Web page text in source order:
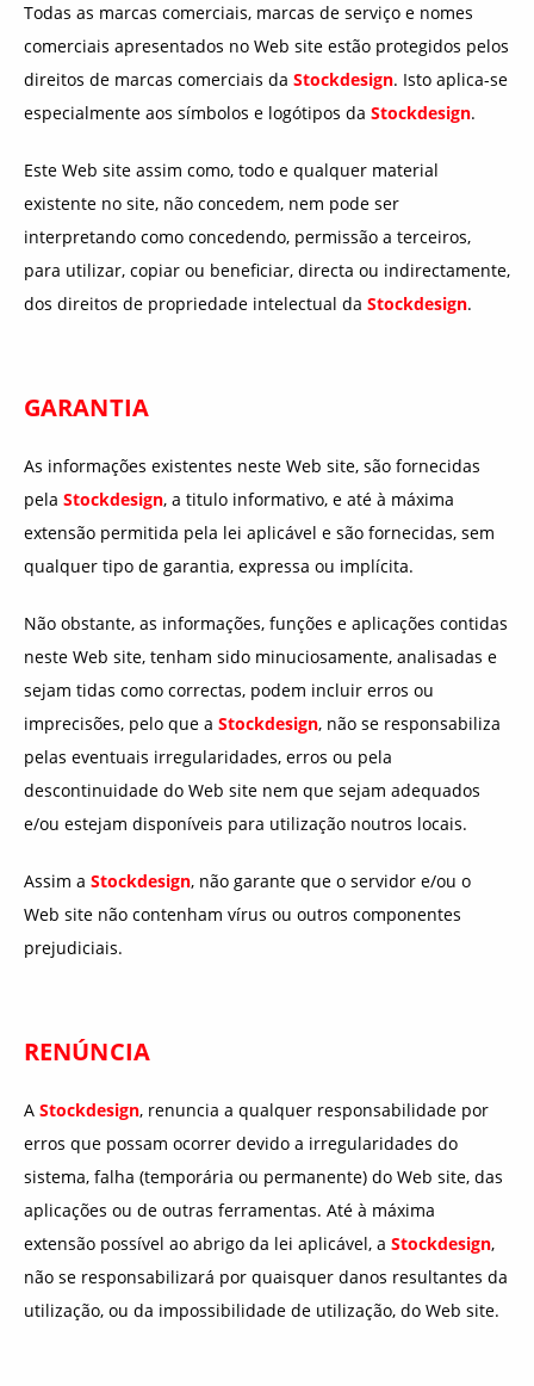
Todas as marcas comerciais, marcas de serviço e nomes
comerciais apresentados no Web site estão protegidos pelos
direitos de marcas comerciais da Stockdesign. Isto aplica-se
especialmente aos símbolos e logótipos da Stockdesign.
Este Web site assim como, todo e qualquer material
existente no site, não concedem, nem pode ser
interpretando como concedendo, permissão a terceiros,
para utilizar, copiar ou beneficiar, directa ou indirectamente,
dos direitos de propriedade intelectual da Stockdesign.
GARANTIA
As informações existentes neste Web site, são fornecidas
pela Stockdesign, a titulo informativo, e até à máxima
extensão permitida pela lei aplicável e são fornecidas, sem
qualquer tipo de garantia, expressa ou implícita.
Não obstante, as informações, funções e aplicações contidas
neste Web site, tenham sido minuciosamente, analisadas e
sejam tidas como correctas, podem incluir erros ou
imprecisões, pelo que a Stockdesign, não se responsabiliza
pelas eventuais irregularidades, erros ou pela
descontinuidade do Web site nem que sejam adequados
e/ou estejam disponíveis para utilização noutros locais.
Assim a Stockdesign, não garante que o servidor e/ou o
Web site não contenham vírus ou outros componentes
prejudiciais.
RENÚNCIA
A Stockdesign, renuncia a qualquer responsabilidade por
erros que possam ocorrer devido a irregularidades do
sistema, falha (temporária ou permanente) do Web site, das
aplicações ou de outras ferramentas. Até à máxima
extensão possível ao abrigo da lei aplicável, a Stockdesign,
não se responsabilizará por quaisquer danos resultantes da
utilização, ou da impossibilidade de utilização, do Web site.